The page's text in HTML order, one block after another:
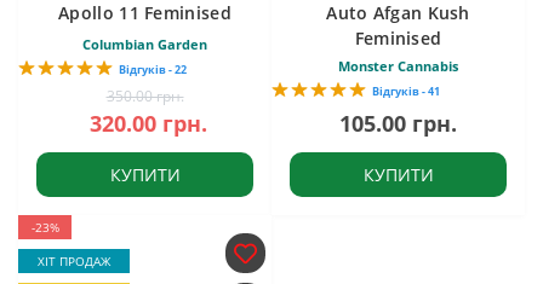
Apollo 11 Feminised
Columbian Garden
Відгуків - 22
350.00 грн.
320.00 грн.
КУПИТИ
Auto Afgan Kush
Feminised
Monster Cannabis
Відгуків - 41
105.00 грн.
КУПИТИ
-23%
ХІТ ПРОДАЖ